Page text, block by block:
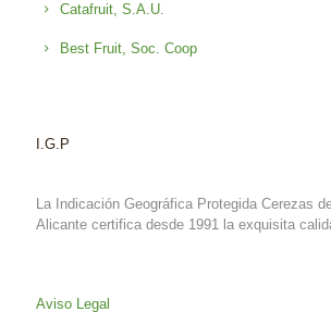
Catafruit, S.A.U.
Best Fruit, Soc. Coop
I.G.P
La Indicación Geográfica Protegida Cerezas
Alicante certifica desde 1991 la exquisita
Aviso Legal